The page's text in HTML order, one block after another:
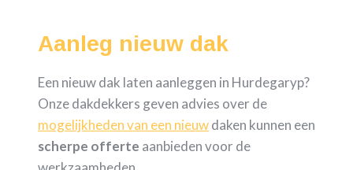
Aanleg nieuw dak
Een nieuw dak laten aanleggen in Hurdegaryp?
Onze dakdekkers geven advies over de
mogelijkheden van een nieuwdaken kunnen een
scherpe offerte aanbieden voor de